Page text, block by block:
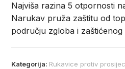
Najviša razina 5 otpornosti
Narukav pruža zaštitu od
području zgloba i zaštićenog
Kategorija: Rukavice protiv